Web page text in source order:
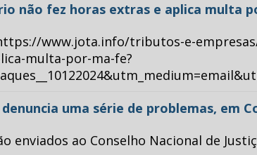
não fez horas extras e aplica multa
www.jota.info/tributos-e-
multa-por-ma-fe?
uma série de problemas, em
ao Conselho Nacional de